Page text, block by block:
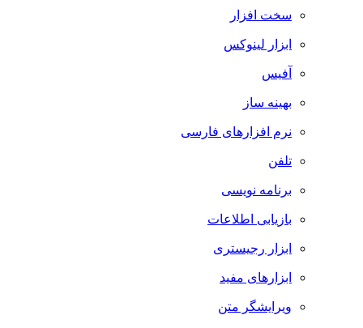
سخت افزار
ابزار لینوکس
آفیس
بهینه ساز
نرم افزارهای فارسی
تلفن
برنامه نویسی
بازیابی اطلاعات
ابزار رجیستری
ابزارهای مفید
ویرایشگر متن